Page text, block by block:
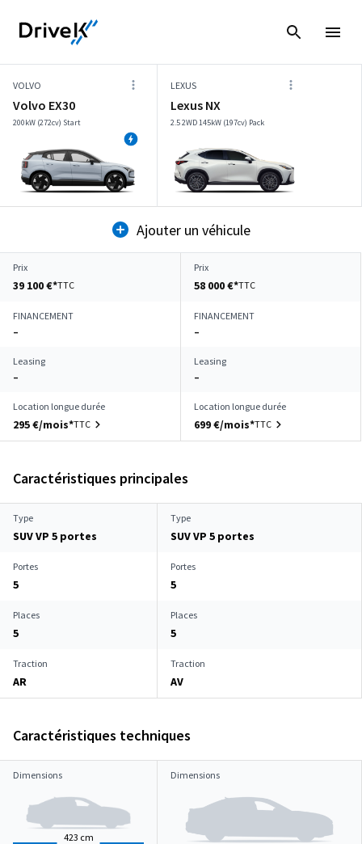
VOLVO
Volvo EX30
200kW (272cv) Start
LEXUS
Lexus NX
2.5 2WD 145kW (197cv) Pack
Ajouter un véhicule
Prix
39 100 €*TTC
Prix
58 000 €*TTC
FINANCEMENT
–
FINANCEMENT
–
Leasing
–
Leasing
–
Location longue durée
295 €/mois*TTC
Location longue durée
699 €/mois*TTC
Caractéristiques principales
Type
SUV VP 5 portes
Type
SUV VP 5 portes
Portes
5
Portes
5
Places
5
Places
5
Traction
AR
Traction
AV
Caractéristiques techniques
Dimensions
423 cm
Dimensions